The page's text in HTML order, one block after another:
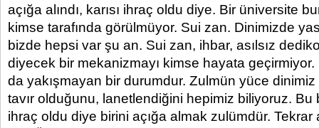
açığa alındı, karısı ihraç oldu diye. Bir üniversite
kimse tarafında görülmüyor. Sui zan. Dinimizde
bizde hepsi var şu an. Sui zan, ihbar, asılsız
diyecek bir mekanizmayı kimse hayata geçirmiyor.
da yakışmayan bir durumdur. Zulmün yüce dinimiz
tavır olduğunu, lanetlendiğini hepimiz biliyoruz. Bu
ihraç oldu diye birini açığa almak zulümdür. Tekrar